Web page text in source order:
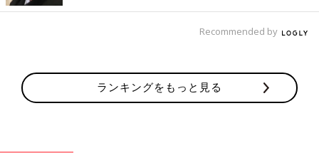
○症状の経過はどうか（どんどん強くなっている、強い痛みが治
で自宅安静といわれたときの過ごし方
は？
妊娠中、「切迫流産」「切迫早産」で自宅安静
を指示されることは、それほどめずらしいこと
切迫流産と診断されたらどうするの？
Recommended by
ランキングをもっと見る